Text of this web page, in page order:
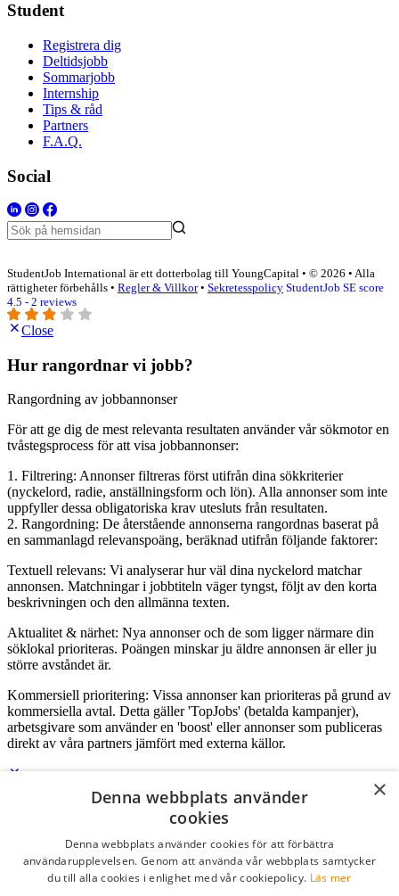
Student
Registrera dig
Deltidsjobb
Sommarjobb
Internship
Tips & råd
Partners
F.A.Q.
Social
StudentJob International är ett dotterbolag till YoungCapital • © 2026 • Alla
rättigheter förbehålls • Regler & Villkor• Sekretesspolicy StudentJob SE score
4.5 - 2 reviews
Close
Hur rangordnar vi jobb?
Rangordning av jobbannonser
För att ge dig de mest relevanta resultaten använder vår sökmotor en
tvåstegsprocess för att visa jobbannonser:
1. Filtrering: Annonser filtreras först utifrån dina sökkriterier
(nyckelord, radie, anställningsform och lön). Alla annonser som inte
uppfyller dessa obligatoriska krav utesluts från resultaten.
2. Rangordning: De återstående annonserna rangordnas baserat på
en sammanlagd relevanspoäng, beräknad utifrån följande faktorer:
Textuell relevans: Vi analyserar hur väl dina nyckelord matchar
annonsen. Matchningar i jobbtiteln väger tyngst, följt av den korta
beskrivningen och den allmänna texten.
Aktualitet & närhet: Nya annonser och de som ligger närmare din
söklokal prioriteras. Poängen minskar ju äldre annonsen är eller ju
större avståndet är.
Kommersiell prioritering: Vissa annonser kan prioriteras på grund av
kommersiella avtal. Detta gäller 'TopJobs' (betalda kampanjer),
arbetsgivare som använder en 'boost' eller annonser som publiceras
direkt av våra partners jämfört med externa källor.
Lösenord
×
Denna webbplats använder
cookies
Denna webbplats använder cookies för att förbättra
användarupplevelsen. Genom att använda vår webbplats samtycker
du till alla cookies i enlighet med vår cookiepolicy. Läs mer